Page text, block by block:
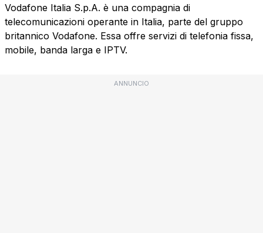
Vodafone Italia S.p.A. è una compagnia di
telecomunicazioni operante in Italia, parte del gruppo
britannico Vodafone. Essa offre servizi di telefonia fissa,
mobile, banda larga e IPTV.
ANNUNCIO